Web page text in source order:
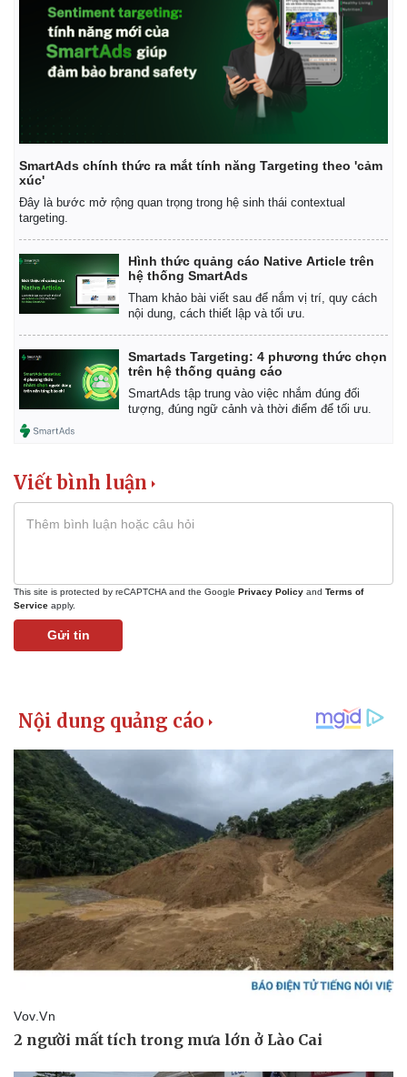
Kinh tế
Tỷ giá
SmartAds chính thức ra mắt tính năng Targeting theo 'cảm
xúc'
Đây là bước mở rộng quan trọng trong hệ sinh thái contextual
targeting.
Hình thức quảng cáo Native Article trên
hệ thống SmartAds
Tham khảo bài viết sau để nắm vị trí, quy cách
nội dung, cách thiết lập và tối ưu.
Smartads Targeting: 4 phương thức chọn
trên hệ thống quảng cáo
SmartAds tập trung vào việc nhắm đúng đối
tượng, đúng ngữ cảnh và thời điểm để tối ưu.
Viết bình luận
This site is protected by reCAPTCHA and the Google Privacy Policy and Terms of
Service apply.
Gửi tin